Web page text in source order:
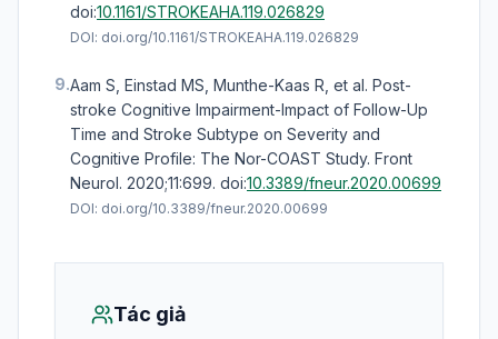
doi:10.1161/STROKEAHA.119.026829
DOI: doi.org/10.1161/STROKEAHA.119.026829
9.Aam S, Einstad MS, Munthe-Kaas R, et al. Post-
stroke Cognitive Impairment-Impact of Follow-Up
Time and Stroke Subtype on Severity and
Cognitive Profile: The Nor-COAST Study. Front
Neurol. 2020;11:699. doi:10.3389/fneur.2020.00699
DOI: doi.org/10.3389/fneur.2020.00699
Tác giả